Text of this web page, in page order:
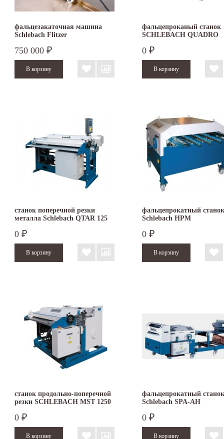
фальцезакаточная машина
Schlebach Flitzer
750 000 ₽
фальцепроканый станок
SCHLEBACH QUADRO
0 ₽
станок поперечной резки
металла Schlebach QTAR 125
0 ₽
фальцепрокатный станок
Schlebach HPM
0 ₽
станок продольно-поперечной
резки SCHLEBACH MST 1250
0 ₽
фальцепрокатный станок
Schlebach SPA-AH
0 ₽